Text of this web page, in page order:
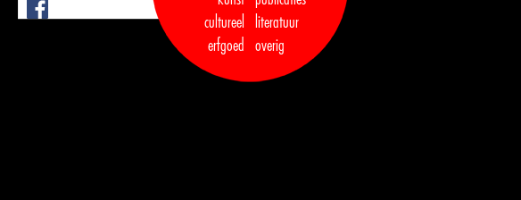
cultureel
erfgoed
literatuur
overig